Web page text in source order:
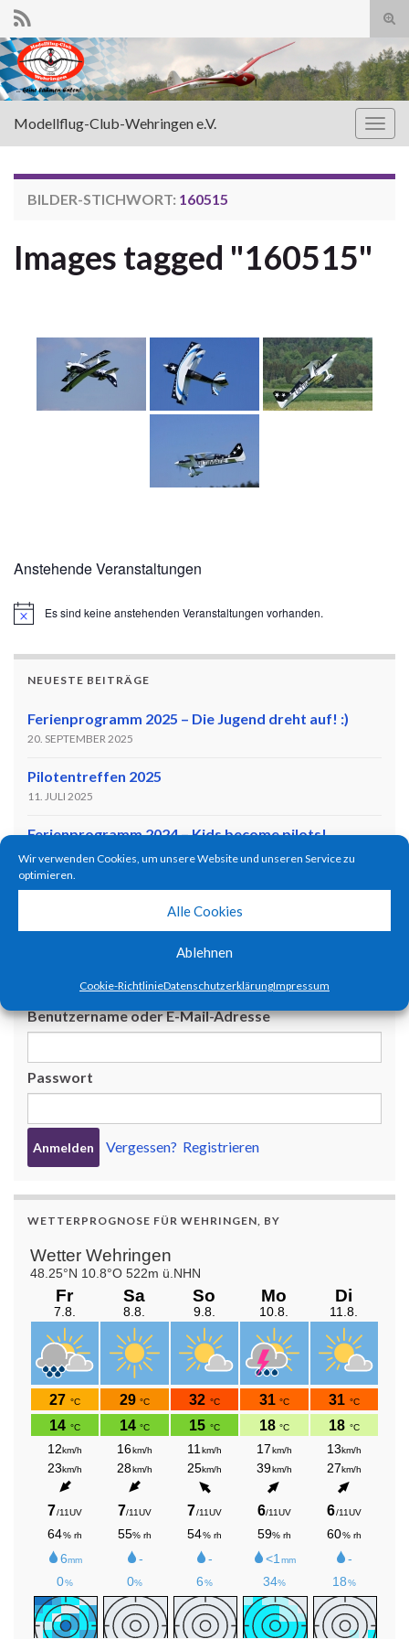
Wir verwenden Cookies, um unsere Website und unseren Service zu
optimieren.
Alle Cookies
Ablehnen
Cookie-RichtlinieDatenschutzerklärungImpressum
Search for:
Modellflug-Club-Wehringen e.V.
BILDER-STICHWORT: 160515
Images tagged "160515"
Anstehende Veranstaltungen
HinweisEs sind keine anstehenden Veranstaltungen vorhanden.
NEUESTE BEITRÄGE
Ferienprogramm 2025 – Die Jugend dreht auf! :)
20. SEPTEMBER 2025
Pilotentreffen 2025
11. JULI 2025
Ferienprogramm 2024 – Kids become pilots!
1. SEPTEMBER 2024
Flugtag zum 65-Jährigen Jubiläum!
BENUTZERANMELDUNG
Benutzername oder E-Mail-Adresse
Passwort
Vergessen? Registrieren
WETTERPROGNOSE FÜR WEHRINGEN, BY